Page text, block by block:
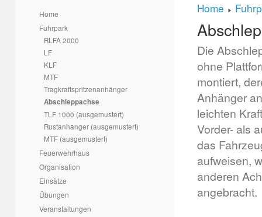
Home
Fuhrpark
RLFA 2000
LF
KLF
MTF
Tragkraftspritzenanhänger
Abschleppachse
TLF 1000 (ausgemustert)
Rüstanhänger (ausgemustert)
MTF (ausgemustert)
Feuerwehrhaus
Organisation
Einsätze
Übungen
Veranstaltungen
Home
Die
ohne
montiert,
Anhänger
leichten
Vorder- als
das
aufweisen,
anderen
angebracht.